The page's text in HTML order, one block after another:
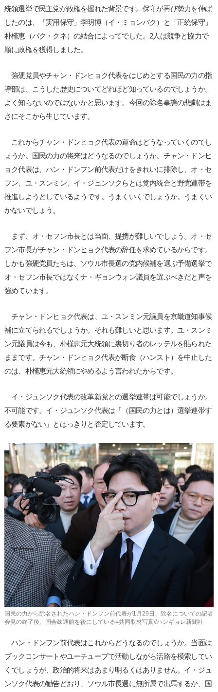
統領選挙で民主党が政権を握れた背景です。保守が再び勢力を伸ば
したのは、「実用保守」李明博（イ・ミョンバク）と「正統保守」
朴槿恵（パク・クネ）の結合によってでした。2人は競争と協力で
順に政権を獲得しました。
強硬党員やチャン・ドンヒョク代表をはじめとする国民の力の指
導部は、こうした歴史についてどれほど知っているのでしょうか。
よく知らないのではないかと思います。今回の除名事態の悲劇はま
さにそこから生じています。
これからチャン・ドンヒョク代表の運命はどうなっていくのでし
ょうか。国民の力の将来はどうなるのでしょうか。チャン・ドンヒ
ョク代表は、ハン・ドンフン前代表だけをきれいに排除し、オ・セ
フン、ユ・スンミン、イ・ジュンソクらとは党内統合と野党連帯を
推進しようとしているようです。うまくいくでしょうか。うまくい
かないでしょう。
まず、オ・セフン市長とは当面、提携が難しいでしょう。オ・セ
フン市長がチャン・ドンヒョク代表の辞任を求めているからです。
しかも強硬党員たちは、ソウル市長選の党内候補を選ぶ予備選挙で
オ・セフン市長ではなくナ・ギョンウォン議員を選ぶべきだと声を
強めています。
チャン・ドンヒョク代表は、ユ・スンミン元議員を京畿道知事候
補に立てられるでしょうか。それも難しいと思います。ユ・スンミ
ン元議員は今も、朴槿恵元大統領に裏切り者のレッテルを貼られた
ままです。チャン・ドンヒョク代表が断食（ハンスト）を中止した
のは、朴槿恵元大統領にやめるよう言われたからです。
イ・ジュンソク代表の改革新党との選挙連帯は可能でしょうか。
不可能です。イ・ジュンソク代表は「（国民の力とは）選挙連帯す
る要素がない」とはっきりと否定しています。
国民の力から除名されたハン・ドンフン前代表が1月29日、除名についての記者
会見の終了後、国会疎通館を後にしている=共同取材写真//ハンギョレ新聞社
ハン・ドンフン前代表はこれからどうなるのでしょうか。当面は
ブックコンサートやユーチューブで活動しながら活路を模索してい
くでしょうが、政治的将来はあまり明るくはありません。イ・ジュ
ンソク代表の勧告どおり、ソウル市長選に無所属で出馬するか、国